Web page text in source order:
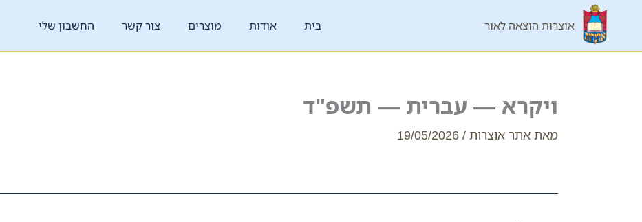
אוצרות הוצאה לאור בית אודות מוצרים צור קשר החשבון שלי
ויקרא — עברית — תשפ"ד
מאת אתר אוצרות /
19/05/2026